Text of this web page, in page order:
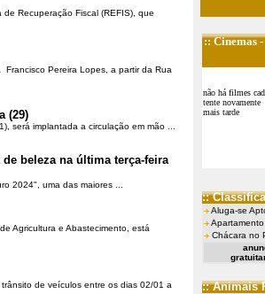
Recuperação Fiscal (REFIS), que
Pereira Lopes, a partir da Rua
(29)
será implantada a circulação em mão ...
beleza na última terça-feira
2024", uma das maiores ...
Agricultura e Abastecimento, está
de veículos entre os dias 02/01 a
::Cinemas-
não há filmes
tente novamente
mais tarde
::
Aluga-se
Apartamento
Chácara no
:: Animais